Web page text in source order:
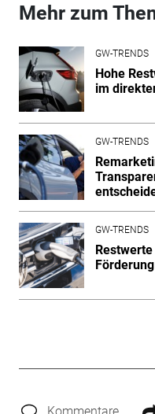
Mehr zum
GW-TRENDS
Hohe
im
GW-TRENDS
GW-TRENDS
Kommentare